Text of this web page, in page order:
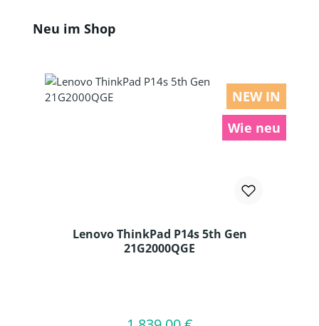
Produktgalerie überspringen
Neu im Shop
NEW IN
Wie neu
Lenovo ThinkPad P14s 5th Gen
21G2000QGE